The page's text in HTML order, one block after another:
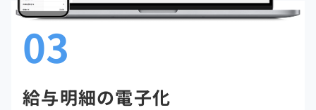
03
給与明細の電子化